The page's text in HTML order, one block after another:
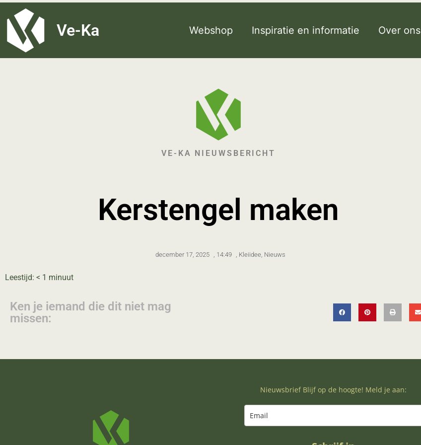
G-8P7N3X5BJ9
Ve-Ka Webshop Inspiratie en informatie Over ons
VE-KA NIEUWSBERICHT
Kerstengel maken
december 17, 2025 14:49 Kleiidee Nieuws
Leestijd: < 1 minuut
Ken je iemand die dit niet mag
missen:
Nieuwsbrief Blijf op de hoogte! Meld je aan: